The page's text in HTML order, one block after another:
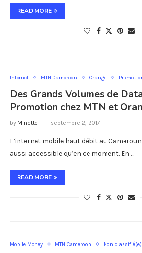
READ MORE
Internet MTN Cameroon Orange
Des Grands Volumes de
Promotion chez MTN et
by Minette septembre 2, 2017
L’internet mobile haut débit au
aussi accessible qu’en ce moment. En …
READ MORE
Mobile Money MTN Cameroon Non classifié(e)